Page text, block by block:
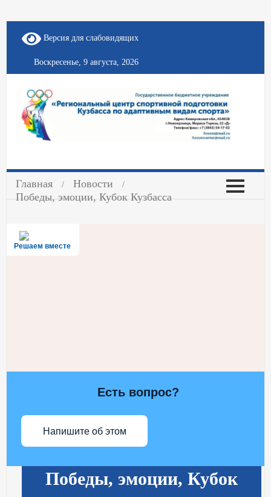
Версия для слабовидящих
Воскресенье, 9 августа, 2026
Главная
Новости
Победы, эмоции, Кубок Кузбасса
Решаем вместе
Есть вопрос?
Напишите об этом
Победы, эмоции, Кубок